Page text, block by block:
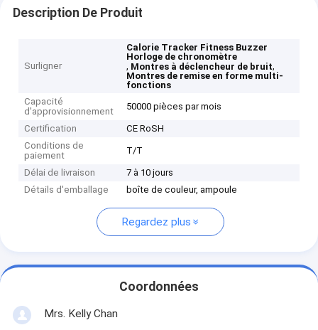
Description De Produit
Surligner
Calorie Tracker Fitness Buzzer
Horloge de chronomètre
, Montres à déclencheur de bruit,
Montres de remise en forme multi-
fonctions
Capacité
d'approvisionnement
50000 pièces par mois
Certification
CE RoSH
Conditions de
paiement
T/T
Délai de livraison
7 à 10 jours
Détails d'emballage
boîte de couleur, ampoule
Regardez plus
Coordonnées
Mrs. Kelly Chan